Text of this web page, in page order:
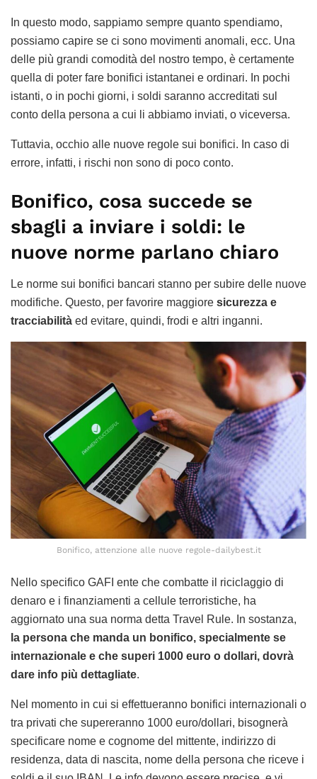
In questo modo, sappiamo sempre quanto spendiamo,
possiamo capire se ci sono movimenti anomali, ecc. Una
delle più grandi comodità del nostro tempo, è certamente
quella di poter fare bonifici istantanei e ordinari. In pochi
istanti, o in pochi giorni, i soldi saranno accreditati sul
conto della persona a cui li abbiamo inviati, o viceversa.
Tuttavia, occhio alle nuove regole sui bonifici. In caso di
errore, infatti, i rischi non sono di poco conto.
Bonifico, cosa succede se
sbagli a inviare i soldi: le
nuove norme parlano chiaro
Le norme sui bonifici bancari stanno per subire delle nuove
modifiche. Questo, per favorire maggiore sicurezza e
tracciabilità ed evitare, quindi, frodi e altri inganni.
Bonifico, attenzione alle nuove regole-dailybest.it
Nello specifico GAFI ente che combatte il riciclaggio di
denaro e i finanziamenti a cellule terroristiche, ha
aggiornato una sua norma detta Travel Rule. In sostanza,
la persona che manda un bonifico, specialmente se
internazionale e che superi 1000 euro o dollari, dovrà
dare info più dettagliate.
Nel momento in cui si effettueranno bonifici internazionali o
tra privati che supereranno 1000 euro/dollari, bisognerà
specificare nome e cognome del mittente, indirizzo di
residenza, data di nascita, nome della persona che riceve i